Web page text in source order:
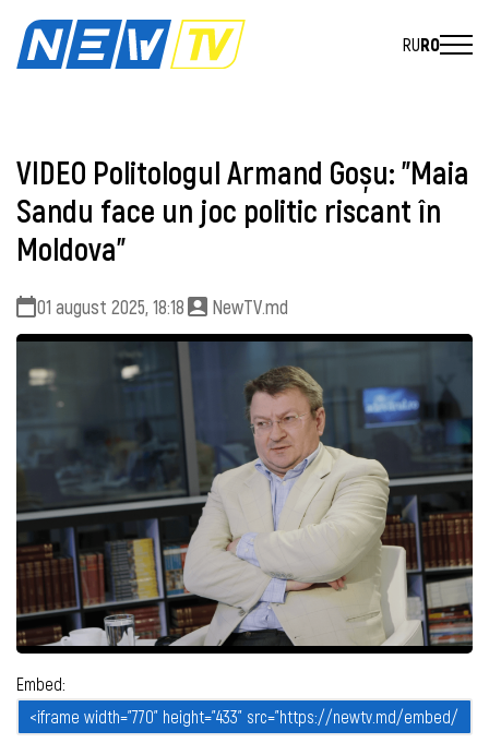
RURO
VIDEO Politologul Armand Goșu: "Maia
Sandu face un joc politic riscant în
Moldova"
01 august 2025, 18:18 NewTV.md
Embed: